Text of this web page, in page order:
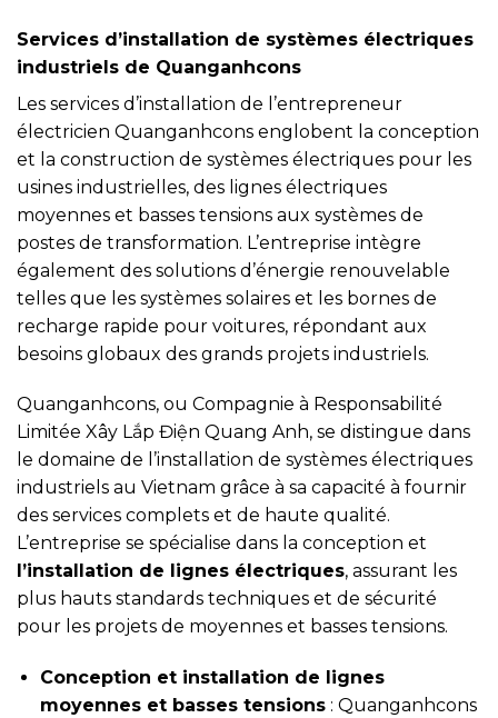
Services d’installation de systèmes électriques
industriels de Quanganhcons
Les services d’installation de l’entrepreneur
électricien Quanganhcons englobent la conception
et la construction de systèmes électriques pour les
usines industrielles, des lignes électriques
moyennes et basses tensions aux systèmes de
postes de transformation. L’entreprise intègre
également des solutions d’énergie renouvelable
telles que les systèmes solaires et les bornes de
recharge rapide pour voitures, répondant aux
besoins globaux des grands projets industriels.
Quanganhcons, ou Compagnie à Responsabilité
Limitée Xây Lắp Điện Quang Anh, se distingue dans
le domaine de l’installation de systèmes électriques
industriels au Vietnam grâce à sa capacité à fournir
des services complets et de haute qualité.
L’entreprise se spécialise dans la conception et
l’installation de lignes électriques, assurant les
plus hauts standards techniques et de sécurité
pour les projets de moyennes et basses tensions.
Conception et installation de lignes
moyennes et basses tensions: Quanganhcons